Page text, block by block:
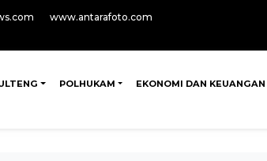
www.antarafoto.com
POLHUKAM EKONOMI DAN KEUANGAN